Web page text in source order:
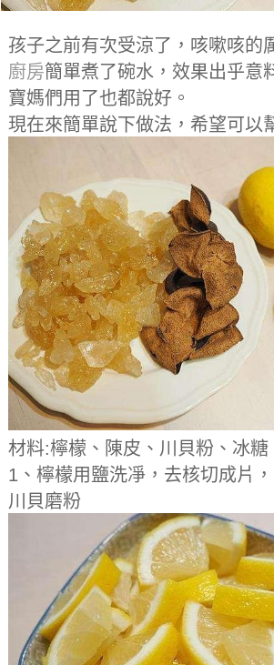
孩子之前有次受涼了，咳嗽咳的
廚房簡單煮了碗水，效果出乎意
寶媽們用了也都說好。
現在來簡單說下做法，希望可以
材料:檸檬、陳皮、川貝粉、冰糖
1、檸檬用鹽洗凈，去核切成片
川貝磨粉